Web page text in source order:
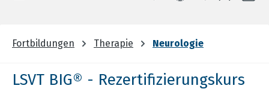
Fortbildungen Therapie Neurologie
LSVT BIG® - Rezertifizierungskurs